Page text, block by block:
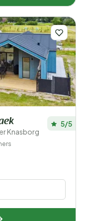
Knasborg
5/5